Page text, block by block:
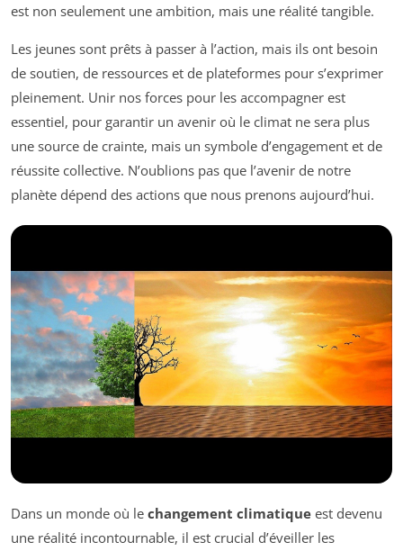
est non seulement une ambition, mais une réalité tangible.
Les jeunes sont prêts à passer à l’action, mais ils ont besoin
de soutien, de ressources et de plateformes pour s’exprimer
pleinement. Unir nos forces pour les accompagner est
essentiel, pour garantir un avenir où le climat ne sera plus
une source de crainte, mais un symbole d’engagement et de
réussite collective. N’oublions pas que l’avenir de notre
planète dépend des actions que nous prenons aujourd’hui.
Dans un monde où le changement climatique est devenu
une réalité incontournable, il est crucial d’éveiller les